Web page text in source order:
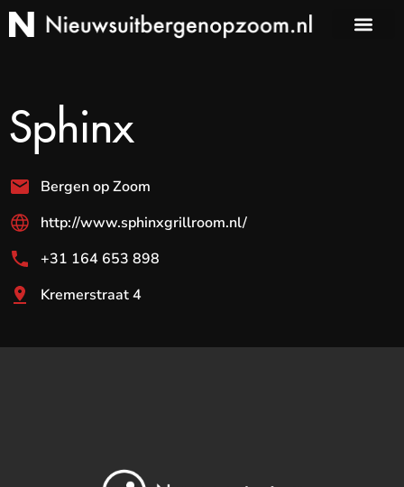
Sphinx
Bergen op Zoom
http://www.sphinxgrillroom.nl/
+31 164 653 898
Kremerstraat 4